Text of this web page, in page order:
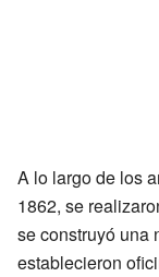
A lo largo de los
1862, se
se construyó una
establecieron